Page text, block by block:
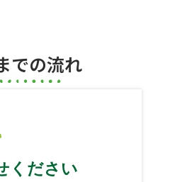
での流れ
ください